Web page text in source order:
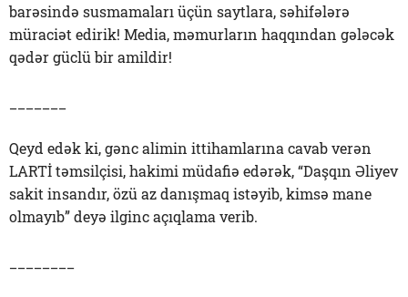
barəsində susmamaları üçün saytlara, səhifələrə
müraciət edirik! Media, məmurların haqqından gələcək
qədər güclü bir amildir!
Qeyd edək ki, gənc alimin ittihamlarına cavab verən
LARTİ təmsilçisi, hakimi müdafiə edərək, “Daşqın Əliyev
sakit insandır, özü az danışmaq istəyib, kimsə mane
olmayıb” deyə ilginc açıqlama verib.